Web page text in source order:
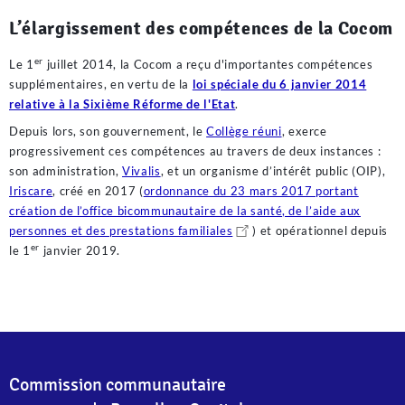
L’élargissement des compétences de la Cocom
Le 1 er juillet 2014, la Cocom a reçu d'importantes compétences
supplémentaires, en vertu de la loi spéciale du 6 janvier 2014
relative à la Sixième Réforme de l'Etat.
Depuis lors, son gouvernement, leCollège réuni, exerce
progressivement ces compétences au travers de deux instances :
son administration,Vivalis, et un organisme d’intérêt public (OIP),
Iriscare, créé en 2017 (ordonnance du 23 mars 2017 portant
création de l’office bicommunautaire de la santé, de l’aide aux
personnes et des prestations familiales
) et opérationnel depuis
le 1 er janvier 2019.
e l'assistenza al cliente sono sempre al primo posto.
Commission communautaire